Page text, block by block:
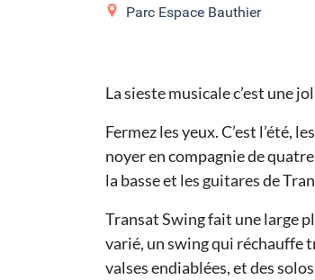
Parc Espace Bauthier
La sieste musicale c’est une
Fermez les yeux. C’est l’été,
noyer en compagnie de
la basse et les guitares de
Transat Swing fait une large
varié, un swing qui réchauffe
valses endiablées, et des